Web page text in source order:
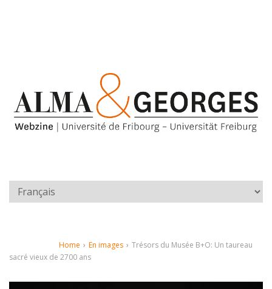
Home › En images › Trésors du Musée B+O: Un taureau
sacré vieux de 2700 ans